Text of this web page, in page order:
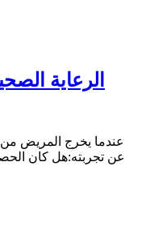
الرعاية
عندما يخرج المريض من
عن تجربته:هل كان